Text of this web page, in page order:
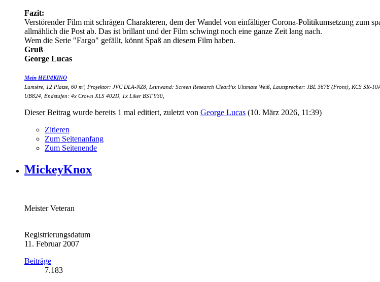
Fazit:
Verstörender Film mit schrägen Charakteren, dem der Wandel von einfältiger Corona-Politikumsetzung zum
allmählich die Post ab. Das ist brillant und der Film schwingt noch eine ganze Zeit lang nach.
Wem die Serie "Fargo" gefällt, könnt Spaß an diesem Film haben.
Gruß
George Lucas
Mein HEIMKINO
Lumière, 12 Plätze, 60 m³, Projektor: JVC DLA-NZ8, Leinwand: Screen Research ClearPix Ultimate Weiß, Lautsprecher: JBL 3678 (Front), KCS
UB824, Endstufen: 4x Crown XLS 402D, 1x Liker BST 930,
Dieser Beitrag wurde bereits 1 mal editiert, zuletzt von George Lucas (10. März 2026, 11:39)
Zitieren
Zum Seitenanfang
Zum Seitenende
MickeyKnox
Meister Veteran
Registrierungsdatum
11. Februar 2007
Beiträge
7.183